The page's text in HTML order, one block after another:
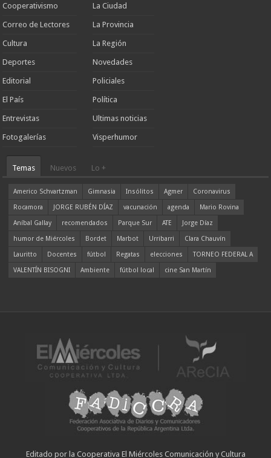
Cooperativismo
Correo de Lectores
Cultura
Deportes
Editorial
El País
Entrevistas
Fotogalerías
La Ciudad
La Provincia
La Región
Novedades
Policiales
Política
Ultimas noticias
Visperhumor
Temas Nuevos Lo +
Americo Schvartzman Gimnasia Insólitos Agmer
Coronavirus
Rocamora
JORGE RUBÉN DÍAZ vacunación agenda
Mario Rovina
Aníbal Gallay
recomendados Parque Sur ATE
Jorge Díaz
humor de Miércoles
Bordet Marbot Urribarri
Clara Chauvín
Lauritto
Docentes fútbol Regatas elecciones
TORNEO FEDERAL A
VALENTÍN BISOGNI
Ambiente fútbol local cine San Martín
Editado por la Cooperativa El Miércoles Comunicación y Cultura